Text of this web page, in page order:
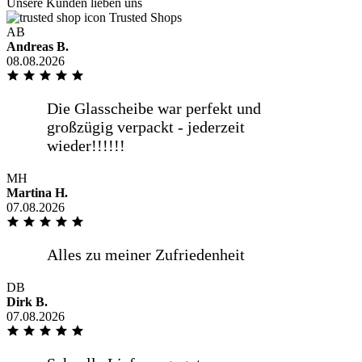
Trusted Shops
AB
Andreas B.
08.08.2026
MH
Martina H.
07.08.2026
DB
Dirk B.
07.08.2026
DANKE
Glasplatte bestellt und bis jetzt gab es
keine Beanstandungen. Ich [...]
mehr anzeigen
Ich habe schon mehrmals hier eine
Glasplatte bestellt und bis jetzt gab es
wieder bestellen wollen.
weniger anzeigen